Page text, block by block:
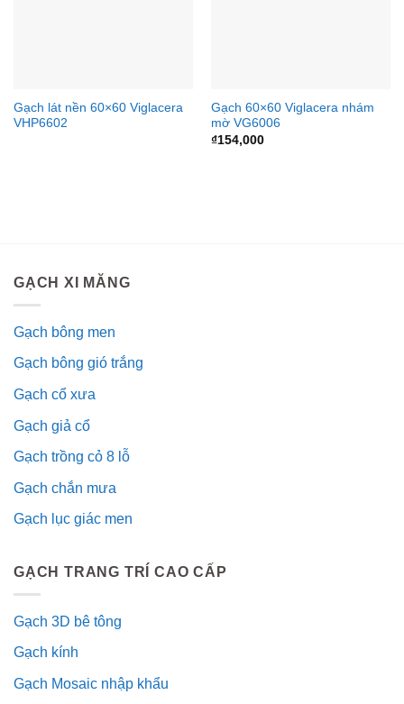
Gạch lát nền 60×60 Viglacera
VHP6602
Gạch 60×60 Viglacera nhám
mờ VG6006
₫154,000
GẠCH XI MĂNG
Gạch bông men
Gạch bông gió trắng
Gạch cổ xưa
Gạch giả cổ
Gạch trồng cỏ 8 lỗ
Gạch chắn mưa
Gạch lục giác men
GẠCH TRANG TRÍ CAO CẤP
Gạch 3D bê tông
Gạch kính
Gạch Mosaic nhập khẩu